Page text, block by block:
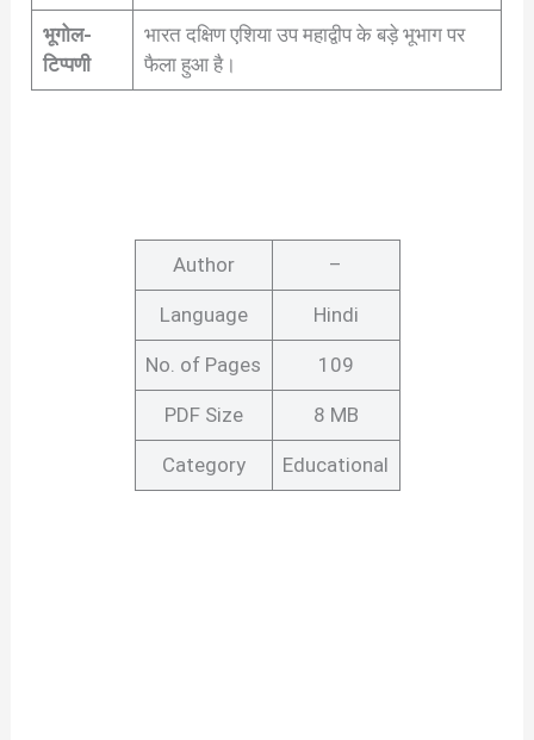
भूगोल-
टिप्पणी
भारत दक्षिण एशिया उप महाद्वीप के बड़े भूभाग पर
फैला हुआ है।
Author –
Language Hindi
No. of Pages 109
PDF Size 8 MB
Category Educational